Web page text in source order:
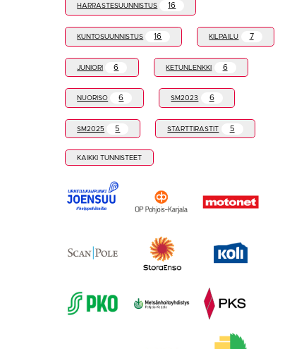
HARRASTESUUNNISTUS 16
KUNTOSUUNNISTUS 16 KILPAILU 7
JUNIORI 6 KETUNLENKKI 6
NUORISO 6 SM2023 6
SM2025 5 STARTTIRASTIT 5
KAIKKI TUNNISTEET